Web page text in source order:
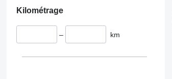
Kilométrage
– km